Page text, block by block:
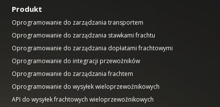
Produkt
Oprogramowanie do zarządzania transportem
Oprogramowanie do zarządzania stawkami frachtu
Oprogramowanie do zarządzania dopłatami frachtowymi
Oprogramowanie do integracji przewoźników
Oprogramowanie do zarządzania frachtem
Oprogramowanie do wysyłek wieloprzewoźnikowych
API do wysyłek frachtowych wieloprzewoźnikowych